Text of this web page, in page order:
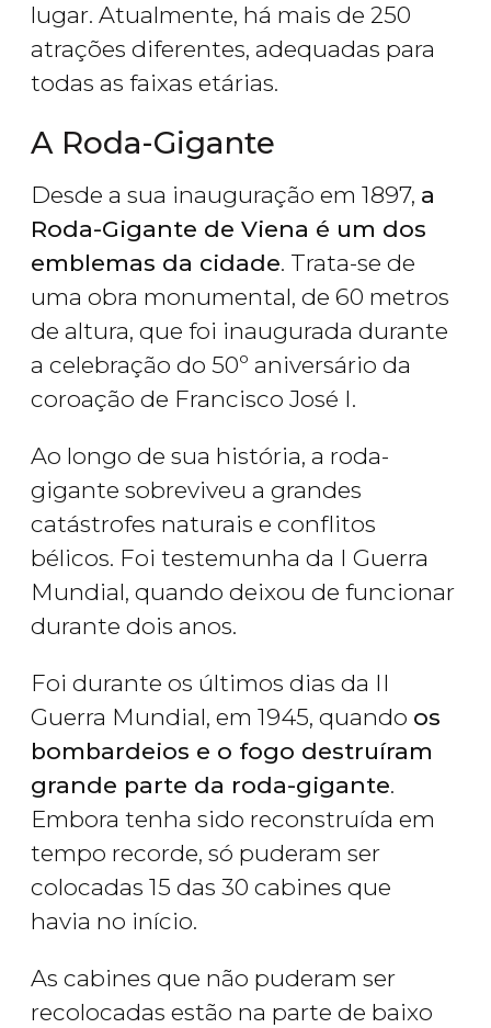
lugar. Atualmente, há mais de 250
atrações diferentes, adequadas para
todas as faixas etárias.
A Roda-Gigante
Desde a sua inauguração em 1897, a
Roda-Gigante de Viena é um dos
emblemas da cidade. Trata-se de
uma obra monumental, de 60 metros
de altura, que foi inaugurada durante
a celebração do 50º aniversário da
coroação de Francisco José I.
Ao longo de sua história, a roda-
gigante sobreviveu a grandes
catástrofes naturais e conflitos
bélicos. Foi testemunha da I Guerra
Mundial, quando deixou de funcionar
durante dois anos.
Foi durante os últimos dias da II
Guerra Mundial, em 1945, quando os
bombardeios e o fogo destruíram
grande parte da roda-gigante.
Embora tenha sido reconstruída em
tempo recorde, só puderam ser
colocadas 15 das 30 cabines que
havia no início.
As cabines que não puderam ser
recolocadas estão na parte de baixo